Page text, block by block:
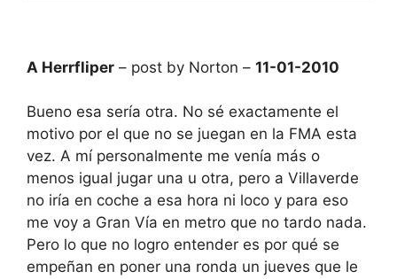
A Herrfliper – post by Norton – 11-01-2010
Bueno esa sería otra. No sé exactamente el
motivo por el que no se juegan en la FMA esta
vez. A mí personalmente me venía más o
menos igual jugar una u otra, pero a Villaverde
no iría en coche a esa hora ni loco y para eso
me voy a Gran Vía en metro que no tardo nada.
Pero lo que no logro entender es por qué se
empeñan en poner una ronda un jueves que le